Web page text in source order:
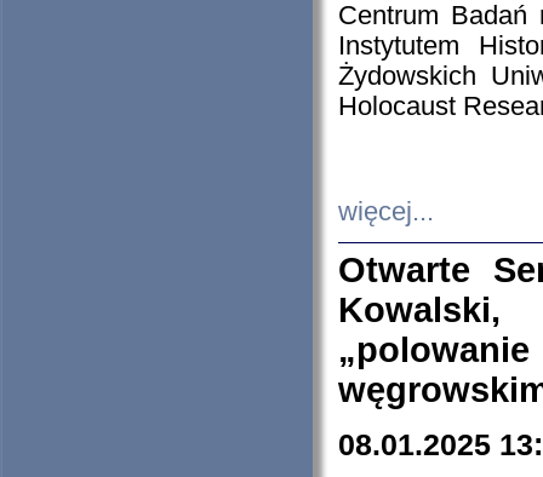
Centrum Badań
Instytutem
Żydowskich
Holocaust
więcej...
Otwarte
08.01.2025